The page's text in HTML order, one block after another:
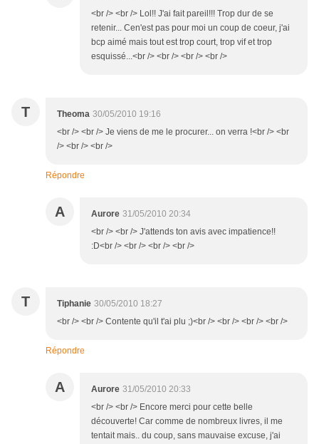
<br /> <br /> Lol!! J'ai fait pareil!!! Trop dur de se
retenir... Cen'est pas pour moi un coup de coeur, j'ai
bcp aimé mais tout est trop court, trop vif et trop
esquissé...<br /> <br /> <br /> <br />
T Theoma 30/05/2010 19:16
<br /> <br /> Je viens de me le procurer... on verra !<br /> <br
/> <br /> <br />
Répondre
A Aurore 31/05/2010 20:34
<br /> <br /> J'attends ton avis avec impatience!!
:D<br /> <br /> <br /> <br />
T Tiphanie 30/05/2010 18:27
<br /> <br /> Contente qu'il t'ai plu ;)<br /> <br /> <br /> <br />
Répondre
A Aurore 31/05/2010 20:33
<br /> <br /> Encore merci pour cette belle
découverte! Car comme de nombreux livres, il me
tentait mais.. du coup, sans mauvaise excuse, j'ai